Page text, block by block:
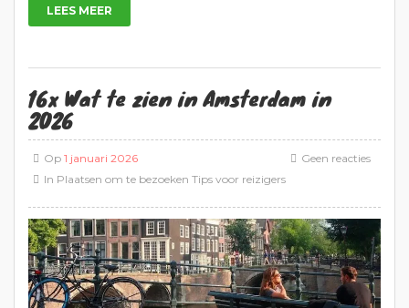
LEES MEER
16x Wat te zien in Amsterdam in
2026
Op 1 januari 2026
In Plaatsen om te bezoeken Tips voor reizigers
Geen reacties